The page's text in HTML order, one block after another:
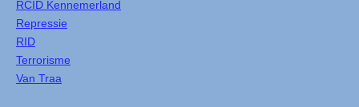
RCID Kennemerland
Repressie
RID
Terrorisme
Van Traa